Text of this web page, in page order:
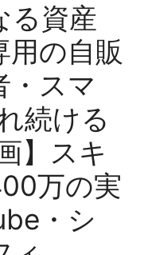
る資産
用の自販
・スマ
続ける
】スキ
万の実
・シ